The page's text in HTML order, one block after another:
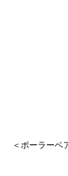
＜ポーラーベ